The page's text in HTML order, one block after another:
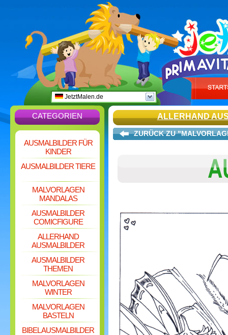
JetztMalen.de
CATEGORIEN
AUSMALBILDER FÜR
KINDER
AUSMALBILDER TIERE
MALVORLAGEN
MANDALAS
AUSMALBILDER
COMICFIGURE
ALLERHAND
AUSMALBILDER
AUSMALBILDER
THEMEN
MALVORLAGEN
WINTER
MALVORLAGEN
BASTELN
BIBEL AUSMALBILDER
ALLERHAND
ZURÜCK ZU